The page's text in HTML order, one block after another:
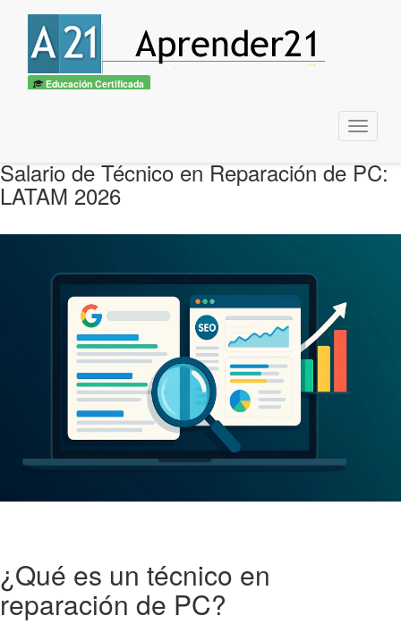
Educación Certificada
Menu
Salario de Técnico en Reparación de PC:
LATAM 2026
¿Qué es un técnico en
reparación de PC?